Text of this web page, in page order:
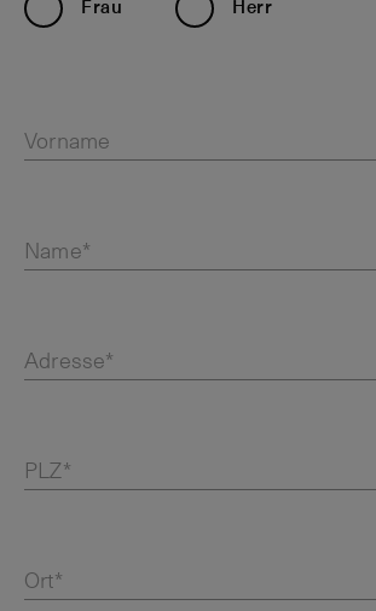
Frau Herr
Vorname
Name*
Adresse*
PLZ*
Ort*